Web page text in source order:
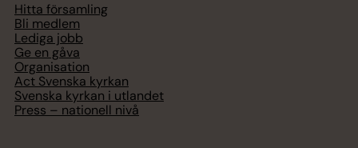
Hitta församling
Bli medlem
Lediga jobb
Ge en gåva
Organisation
Act Svenska kyrkan
Svenska kyrkan i utlandet
Press – nationell nivå